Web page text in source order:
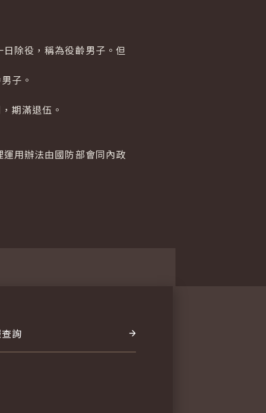
除役，稱為役齡男子。但
子。
期滿退伍。
用辦法由國防部會同內政
詢